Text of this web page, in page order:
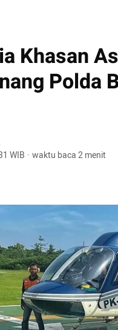
Khasan
Polda
WIB · waktu baca 2 menit